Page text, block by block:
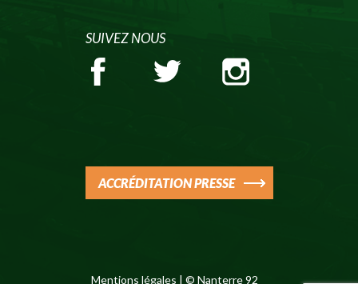
SUIVEZ NOUS
ACCRÉDITATION PRESSE
Mentions légales | © Nanterre 92